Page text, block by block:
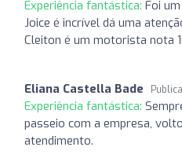
Experiência fantástica: Foi
Joice é incrível dá uma
Cleiton é um motorista nota
Eliana Castella Bade
Experiência fantástica:
passeio com a empresa,
atendimento.